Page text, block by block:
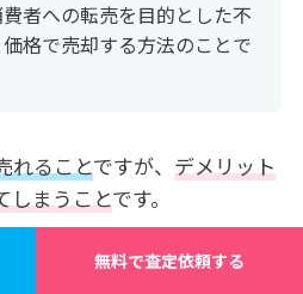
者への転売を目的とした不
格で売却する方法のことで
れることですが、 デメリット
しまうことです。
価格を100％とした場合、
無料で査定依頼する